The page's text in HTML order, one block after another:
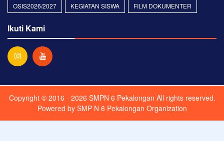
OSIS2026/2027 KEGIATAN SISWA FILM DOKUMENTER
Ikuti Kami
Copyright © 2016 - 2026 SMPN 6 Pekalongan All rights reserved.
Powered by SMP N 6 Pekalongan Organization